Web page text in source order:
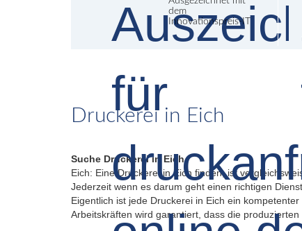
dem
Innovationspreis-IT
Druckerei in Eich
Suche Druckerei in Eich
Eich: Eine Druckerei in Eich finden, ist
Jederzeit wenn es darum geht einen richtigen
Eigentlich ist jede Druckerei in Eich ein
Arbeitskräften wird garantiert, dass die